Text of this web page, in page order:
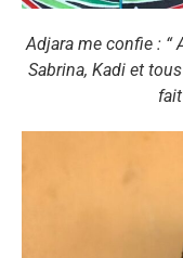
Adjara me confie : “
Sabrina, Kadi et